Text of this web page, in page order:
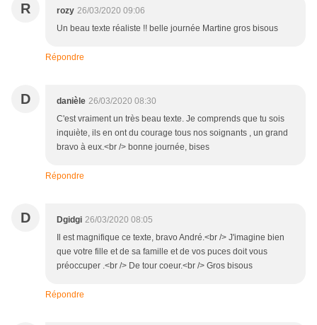
R rozy 26/03/2020 09:06
Un beau texte réaliste !! belle journée Martine gros bisous
Répondre
D danièle 26/03/2020 08:30
C'est vraiment un très beau texte. Je comprends que tu sois
inquiète, ils en ont du courage tous nos soignants , un grand
bravo à eux.<br /> bonne journée, bises
Répondre
D Dgidgi 26/03/2020 08:05
Il est magnifique ce texte, bravo André.<br /> J'imagine bien
que votre fille et de sa famille et de vos puces doit vous
préoccuper .<br /> De tour coeur.<br /> Gros bisous
Répondre